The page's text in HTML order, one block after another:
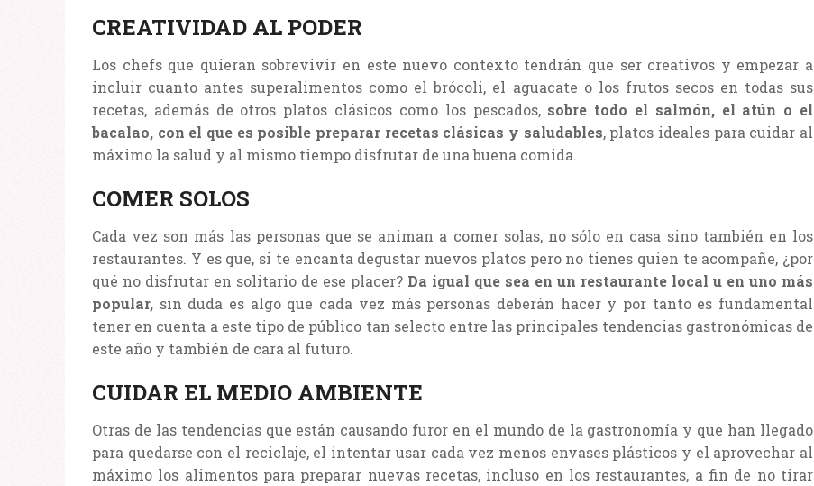
CREATIVIDAD AL PODER
Los chefs que quieran sobrevivir en este nuevo contexto tendrán que ser creativos y empezar a
incluir cuanto antes superalimentos como el brócoli, el aguacate o los frutos secos en todas sus
recetas, además de otros platos clásicos como los pescados, sobre todo el salmón, el atún o el
bacalao, con el que es posible preparar recetas clásicas y saludables, platos ideales para cuidar al
máximo la salud y al mismo tiempo disfrutar de una buena comida.
COMER SOLOS
Cada vez son más las personas que se animan a comer solas, no sólo en casa sino también en los
restaurantes. Y es que, si te encanta degustar nuevos platos pero no tienes quien te acompañe, ¿por
qué no disfrutar en solitario de ese placer? Da igual que sea en un restaurante local u en uno más
popular, sin duda es algo que cada vez más personas deberán hacer y por tanto es fundamental
tener en cuenta a este tipo de público tan selecto entre las principales tendencias gastronómicas de
este año y también de cara al futuro.
CUIDAR EL MEDIO AMBIENTE
Otras de las tendencias que están causando furor en el mundo de la gastronomía y que han llegado
para quedarse con el reciclaje, el intentar usar cada vez menos envases plásticos y el aprovechar al
máximo los alimentos para preparar nuevas recetas, incluso en los restaurantes, a fin de no tirar